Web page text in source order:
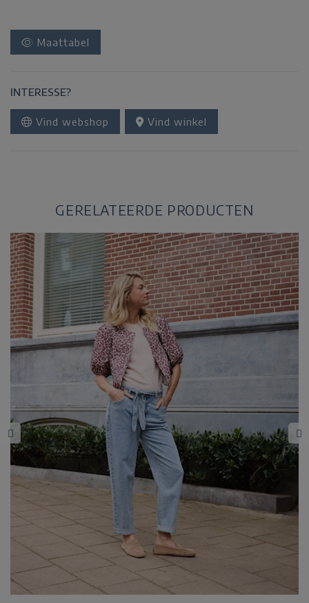
Maattabel
INTERESSE?
Vind webshop Vind winkel
GERELATEERDE PRODUCTEN